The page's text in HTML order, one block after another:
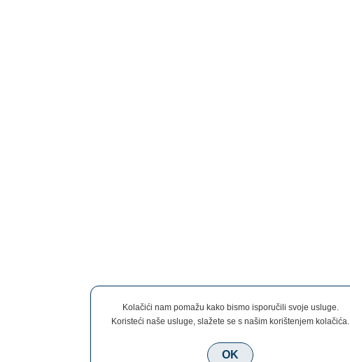
Kolačići nam pomažu kako bismo isporučili svoje usluge.
Koristeći naše usluge, slažete se s našim korištenjem kolačića.
OK